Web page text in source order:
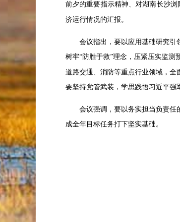
前夕的重要指示精神、对湖南长沙
济运行情况的汇报。
会议指出，要以应用基础研究引
树牢“防胜于救”理念，压紧压实监
道路交通、消防等重点行业领域，全
要坚持党管武装，学思践悟习近平强
会议强调，要以务实担当负责
成全年目标任务打下坚实基础。